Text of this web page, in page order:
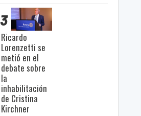
3
Ricardo
Lorenzetti se
metió en el
debate sobre
la
inhabilitación
de Cristina
Kirchner